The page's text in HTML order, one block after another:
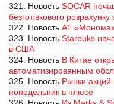
321. Новость SOCAR
безготівкового
322. Новость АТ
323. Новость Starbuks
в США
324. Новость В Китае
автоматизированным
325. Новость Рынки акций
понедельник в плюсе